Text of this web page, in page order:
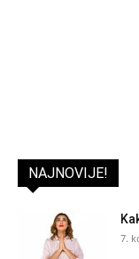
NAJNOVIJE!
7.